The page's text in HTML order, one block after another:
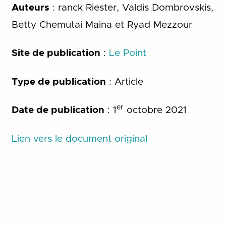
Auteurs : ranck Riester, Valdis Dombrovskis,
Betty Chemutai Maina et Ryad Mezzour
Site de publication : Le Point
Type de publication : Article
Date de publication : 1 er octobre 2021
Lien vers le document original